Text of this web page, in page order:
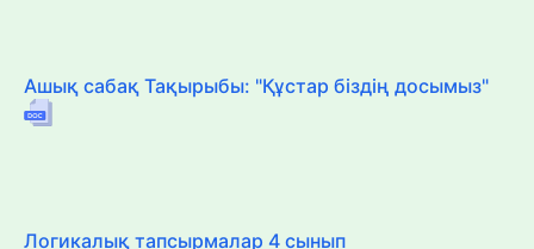
Ашық сабақ Тақырыбы: "Құстар біздің досымыз"
Логикалық тапсырмалар 4 сынып